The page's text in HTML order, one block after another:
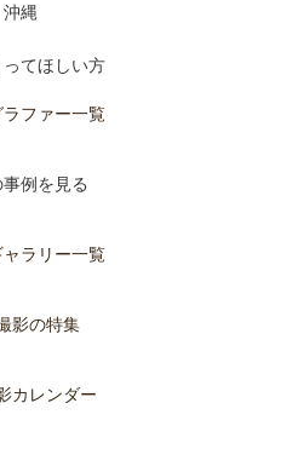
沖縄
てほしい方
ラファー一覧
例を見る
ャラリー一覧
影の特集
カレンダー